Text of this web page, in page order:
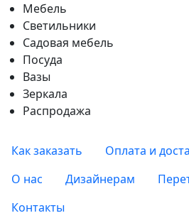
Мебель
Светильники
Садовая мебель
Посуда
Вазы
Зеркала
Распродажа
Как заказать Оплата и
О нас
Дизайнерам
Контакты